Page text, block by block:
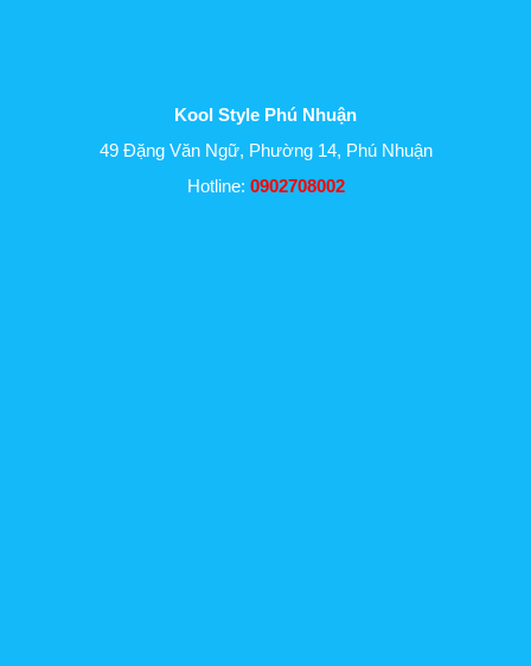
Kool Style Phú Nhuận
49 Đặng Văn Ngữ, Phường 14, Phú Nhuận
Hotline: 0902708002